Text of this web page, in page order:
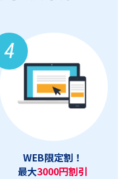
4
WEB限定割！
最大3000円割引